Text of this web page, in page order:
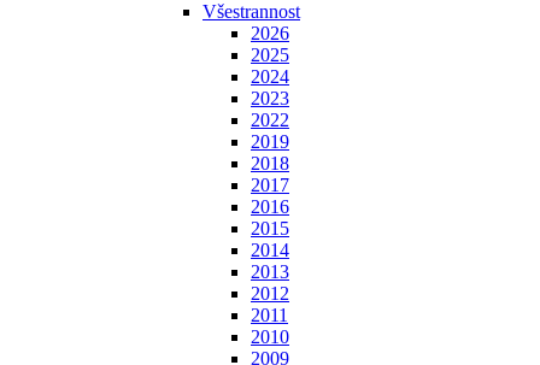
Všestrannost
2026
2025
2024
2023
2022
2019
2018
2017
2016
2015
2014
2013
2012
2011
2010
2009